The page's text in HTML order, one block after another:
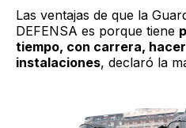
Las ventajas de que la
DEFENSA es porque tiene
tiempo, con carrera,
instalaciones, declaró la